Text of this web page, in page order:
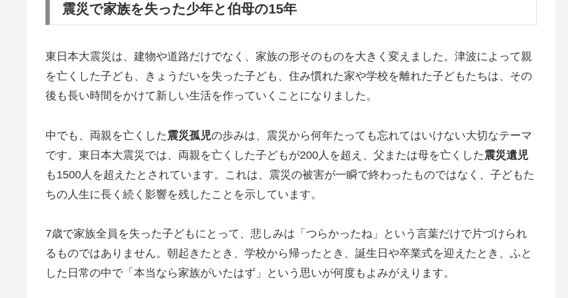
震災で家族を失った少年と伯母の15年
東日本大震災は、建物や道路だけでなく、家族の形そのものを大きく変えました。津波によって親
を亡くした子ども、きょうだいを失った子ども、住み慣れた家や学校を離れた子どもたちは、その
後も長い時間をかけて新しい生活を作っていくことになりました。
中でも、両親を亡くした震災孤児の歩みは、震災から何年たっても忘れてはいけない大切なテーマ
です。東日本大震災では、両親を亡くした子どもが200人を超え、父または母を亡くした震災遺児
も1500人を超えたとされています。これは、震災の被害が一瞬で終わったものではなく、子どもた
ちの人生に長く続く影響を残したことを示しています。
7歳で家族全員を失った子どもにとって、悲しみは「つらかったね」という言葉だけで片づけられ
るものではありません。朝起きたとき、学校から帰ったとき、誕生日や卒業式を迎えたとき、ふと
した日常の中で「本当なら家族がいたはず」という思いが何度もよみがえります。